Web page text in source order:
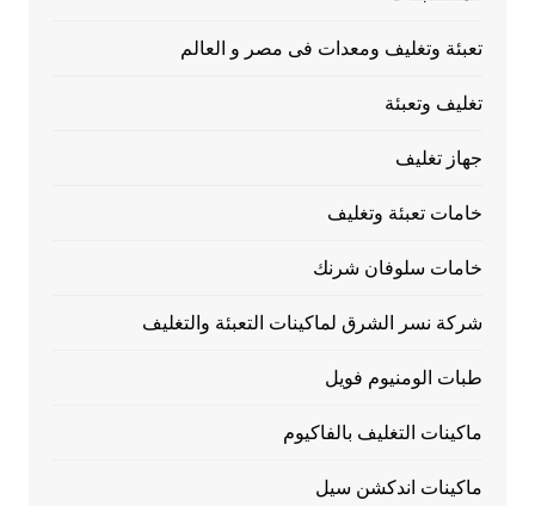
تعبئة وتغليف ومعدات فى مصر و العالم
تغليف وتعبئة
جهاز تغليف
خامات تعبئة وتغليف
خامات سلوفان شرنك
شركة نسر الشرق لماكينات التعبئة والتغليف
طبات الومنيوم فويل
ماكينات التغليف بالفاكيوم
ماكينات اندكشن سيل